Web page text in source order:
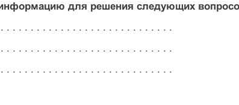
для решения следующих
. . . . . . . . . . . . . . . . . . . . . . . . . . . .
. . . . . . . . . . . . . . . . . . . . . . . . . . . .
. . . . . . . . . . . . . . . . . . . . . . . . . . . .